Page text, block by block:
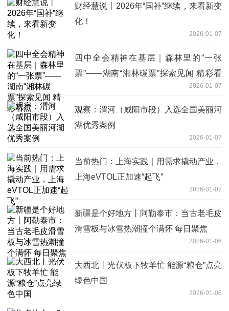
财经慧说丨2026年“国补”继续，来看新变
化！
2026-01-07
四中全会精神在基层｜森林里的“一张
票”——湖南“湘林碳票”探索见闻 精彩看
2026-01-07
观察：渭河（咸阳市段）入选全国美丽河
湖优秀案例
2026-01-07
当前热门：上海实践｜用需求撬动产业，
上海eVTOL正加速“起飞”
2026-01-07
新疆是个好地方丨阿勒泰市：当古老毛皮
滑雪板与冰雪热潮撞个满怀 每日聚焦
2026-01-06
大西北丨光伏板下牧羊忙 能源“粮仓”点亮
绿色中国
2026-01-06